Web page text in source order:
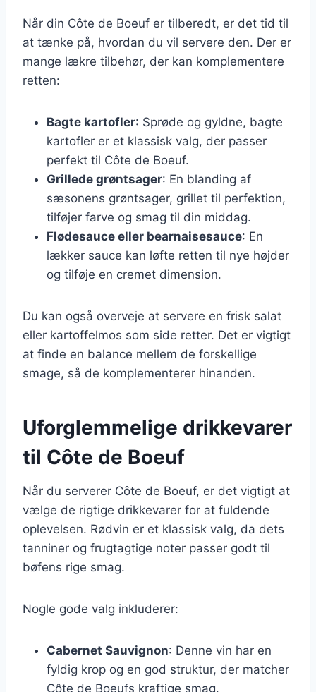
Når din Côte de Boeuf er tilberedt, er det tid til
at tænke på, hvordan du vil servere den. Der er
mange lækre tilbehør, der kan komplementere
retten:
Bagte kartofler: Sprøde og gyldne, bagte
kartofler er et klassisk valg, der passer
perfekt til Côte de Boeuf.
Grillede grøntsager: En blanding af
sæsonens grøntsager, grillet til perfektion,
tilføjer farve og smag til din middag.
Flødesauce eller bearnaisesauce: En
lækker sauce kan løfte retten til nye højder
og tilføje en cremet dimension.
Du kan også overveje at servere en frisk salat
eller kartoffelmos som side retter. Det er vigtigt
at finde en balance mellem de forskellige
smage, så de komplementerer hinanden.
Uforglemmelige drikkevarer
til Côte de Boeuf
Når du serverer Côte de Boeuf, er det vigtigt at
vælge de rigtige drikkevarer for at fuldende
oplevelsen. Rødvin er et klassisk valg, da dets
tanniner og frugtagtige noter passer godt til
bøfens rige smag.
Nogle gode valg inkluderer:
Cabernet Sauvignon: Denne vin har en
fyldig krop og en god struktur, der matcher
Côte de Boeufs kraftige smag.